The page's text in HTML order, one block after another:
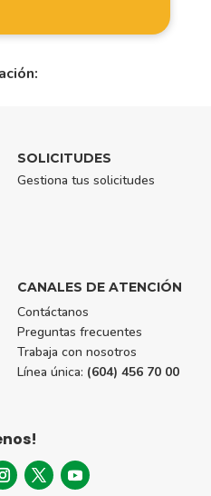
SOLICITUDES
Gestiona tus solicitudes
CANALES DE ATENCIÓN
Contáctanos
Preguntas frecuentes
Trabaja con nosotros
Línea única: (604) 456 70 00